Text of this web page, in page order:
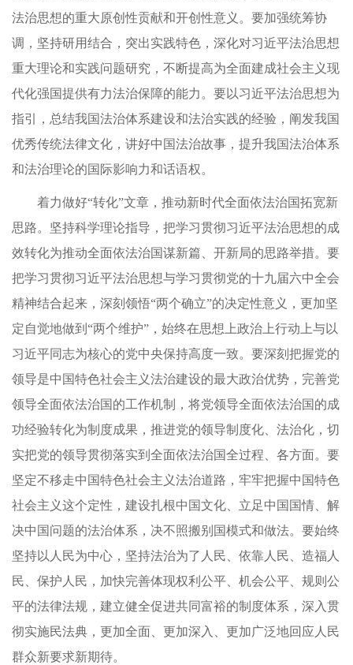
法治思想的重大原创性贡献和开创性意义。要加强统筹协
调，坚持研用结合，突出实践特色，深化对习近平法治思想
重大理论和实践问题研究，不断提高为全面建成社会主义现
代化强国提供有力法治保障的能力。要以习近平法治思想为
指引，总结我国法治体系建设和法治实践的经验，阐发我国
优秀传统法律文化，讲好中国法治故事，提升我国法治体系
和法治理论的国际影响力和话语权。
着力做好“转化”文章，推动新时代全面依法治国拓宽新
思路。坚持科学理论指导，把学习贯彻习近平法治思想的成
效转化为推动全面依法治国谋新篇、开新局的思路举措。要
把学习贯彻习近平法治思想与学习贯彻党的十九届六中全会
精神结合起来，深刻领悟“两个确立”的决定性意义，更加坚
定自觉地做到“两个维护”，始终在思想上政治上行动上与以
习近平同志为核心的党中央保持高度一致。要深刻把握党的
领导是中国特色社会主义法治建设的最大政治优势，完善党
领导全面依法治国的工作机制，将党领导全面依法治国的成
功经验转化为制度成果，推进党的领导制度化、法治化，切
实把党的领导贯彻落实到全面依法治国全过程、各方面。要
坚定不移走中国特色社会主义法治道路，牢牢把握中国特色
社会主义这个定性，建设扎根中国文化、立足中国国情、解
决中国问题的法治体系，决不照搬别国模式和做法。要始终
坚持以人民为中心，坚持法治为了人民、依靠人民、造福人
民、保护人民，加快完善体现权利公平、机会公平、规则公
平的法律法规，建立健全促进共同富裕的制度体系，深入贯
彻实施民法典，更加全面、更加深入、更加广泛地回应人民
群众新要求新期待。